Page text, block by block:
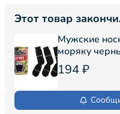
Этот товар
Мужские
моряку
194 ₽